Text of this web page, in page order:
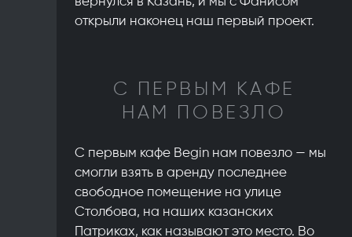
открыли наконец наш первый проект.
С ПЕРВЫМ КАФЕ
НАМ ПОВЕЗЛО
С первым кафе Begin нам повезло — мы
смогли взять в аренду последнее
свободное помещение на улице
Столбова, на наших казанских
Патриках, как называют это место. Во